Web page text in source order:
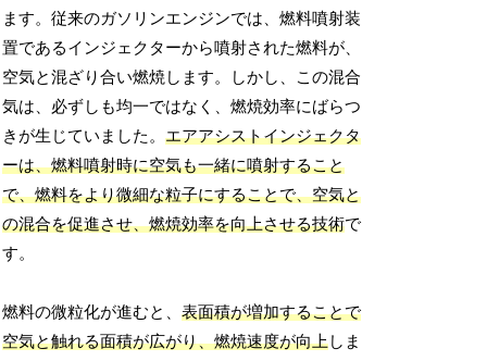
ます。従来のガソリンエンジンでは、燃料噴射装
置であるインジェクターから噴射された燃料が、
空気と混ざり合い燃焼します。しかし、この混合
気は、必ずしも均一ではなく、燃焼効率にばらつ
きが生じていました。エアアシストインジェクタ
ーは、燃料噴射時に空気も一緒に噴射すること
で、燃料をより微細な粒子にすることで、空気と
の混合を促進させ、燃焼効率を向上させる技術で
す。
燃料の微粒化が進むと、表面積が増加することで
空気と触れる面積が広がり、燃焼速度が向上しま